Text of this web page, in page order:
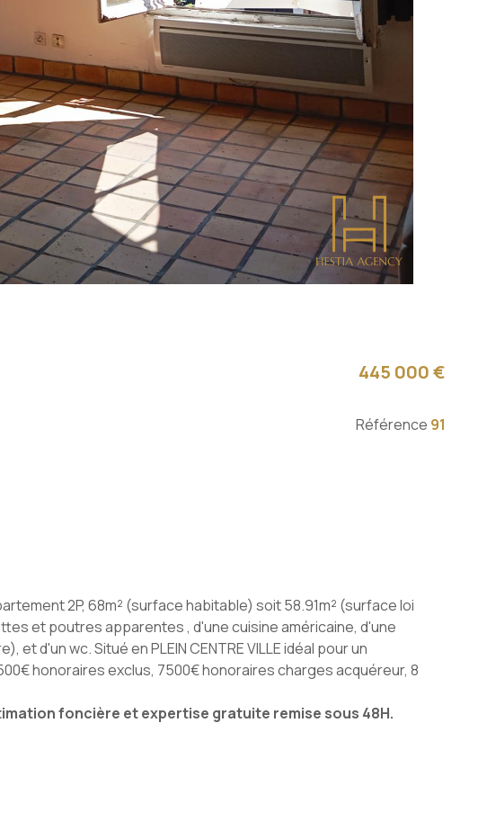
445 000 €
Référence 91
2P, 68m² (surface habitable) soit 58.91m² (surface loi
et poutres apparentes , d'une cuisine américaine, d'une
d'un wc. Situé en PLEIN CENTRE VILLE idéal pour un
honoraires exclus, 7500€ honoraires charges acquéreur, 8
foncière et expertise gratuite remise sous 48H.